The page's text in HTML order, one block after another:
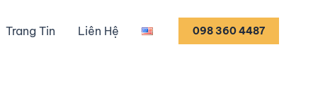
Trang Tin Liên Hệ 098 360 4487